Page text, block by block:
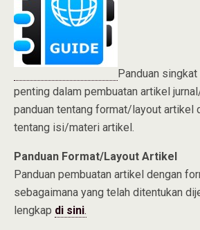
Panduan
penting dalam pembuatan artikel
panduan tentang format/layout artikel
tentang isi/materi artikel.
Panduan Format/Layout Artikel
Panduan pembuatan artikel dengan
sebagaimana yang telah ditentukan
lengkap di sini.